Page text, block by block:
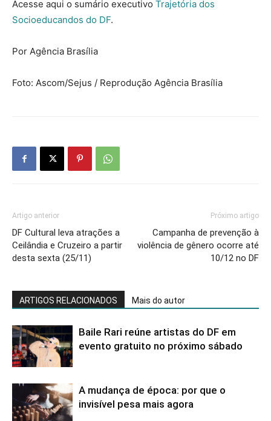
Acesse aqui o sumário executivo Trajetória dos
Socioeducandos do DF.
Por Agência Brasília
Foto: Ascom/Sejus / Reprodução Agência Brasília
Artigo anterior
DF Cultural leva atrações a
Ceilândia e Cruzeiro a partir
desta sexta (25/11)
Próximo artigo
Campanha de prevenção à
violência de gênero ocorre até
10/12 no DF
ARTIGOS RELACIONADOS Mais do autor
Baile Rari reúne artistas do DF em
evento gratuito no próximo sábado
A mudança de época: por que o
invisível pesa mais agora